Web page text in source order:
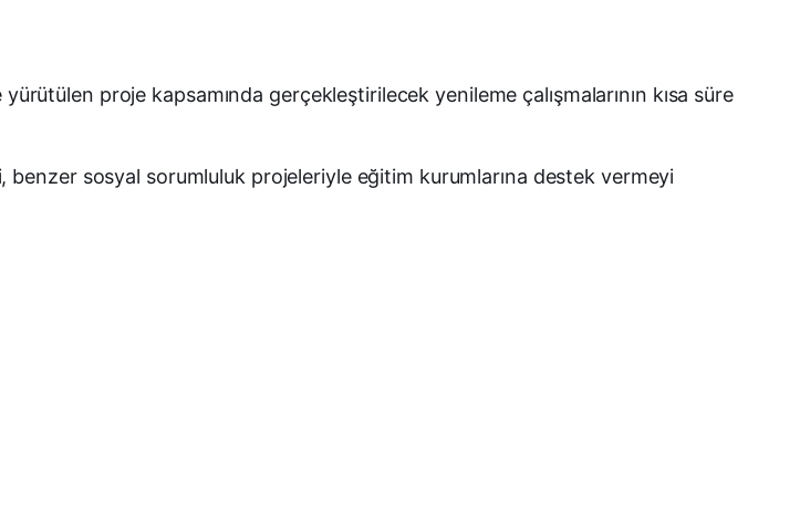
proje kapsamında gerçekleştirilecek yenileme çalışmalarının kısa süre
benzer sosyal sorumluluk projeleriyle eğitim kurumlarına destek vermeyi